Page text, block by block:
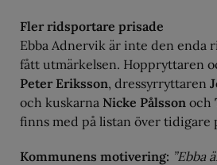
Fler ridsportare prisade
Ebba Adnervik är inte den enda
fått utmärkelsen. Hoppryttaren
Peter Eriksson, dressyrryttaren
och kuskarna Nicke Pålsson och
finns med på listan över tidigare
Kommunens motivering: ”Ebba